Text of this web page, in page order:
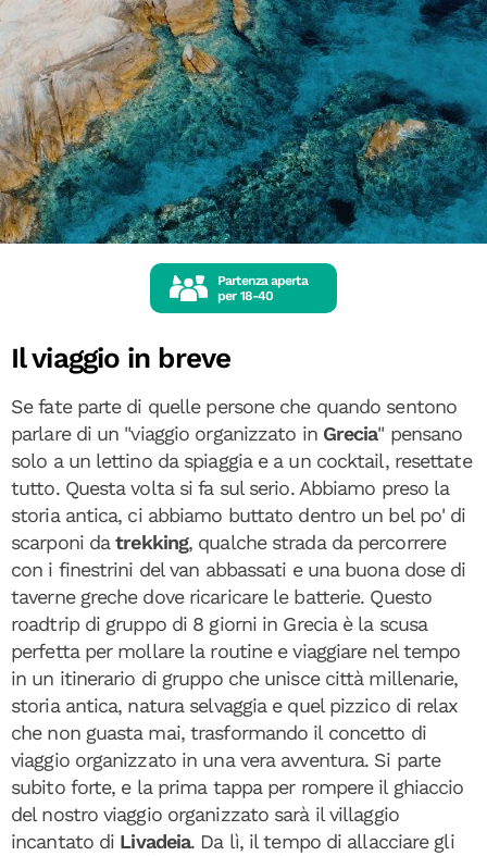
Partenza aperta
per 18-40
Il viaggio in breve
Se fate parte di quelle persone che quando sentono
parlare di un "viaggio organizzato in Grecia" pensano
solo a un lettino da spiaggia e a un cocktail, resettate
tutto. Questa volta si fa sul serio. Abbiamo preso la
storia antica, ci abbiamo buttato dentro un bel po' di
scarponi datrekking, qualche strada da percorrere
con i finestrini del van abbassati e una buona dose di
taverne greche dove ricaricare le batterie. Questo
roadtrip di gruppo di 8 giorni in Grecia è la scusa
perfetta per mollare la routine e viaggiare nel tempo
in un itinerario di gruppo che unisce città millenarie,
storia antica, natura selvaggia e quel pizzico di relax
che non guasta mai, trasformando il concetto di
viaggio organizzato in una vera avventura. Si parte
subito forte, e la prima tappa per rompere il ghiaccio
del nostro viaggio organizzato sarà il villaggio
incantato di Livadeia. Da lì, il tempo di allacciare gli